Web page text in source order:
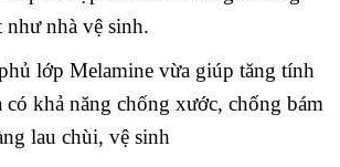
nhà vệ sinh.
lớp Melamine vừa giúp tăng tính
khả năng chống xước, chống bám
lau chùi, vệ sinh